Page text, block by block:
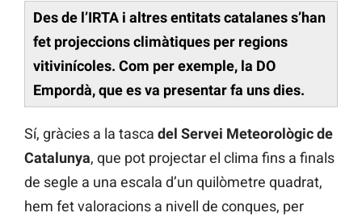
Des de l’IRTA i altres entitats catalanes s’han
fet projeccions climàtiques per regions
vitivinícoles. Com per exemple, la DO
Empordà, que es va presentar fa uns dies.
Sí, gràcies a la tasca del Servei Meteorològic de
Catalunya, que pot projectar el clima fins a finals
de segle a una escala d’un quilòmetre quadrat,
hem fet valoracions a nivell de conques, per